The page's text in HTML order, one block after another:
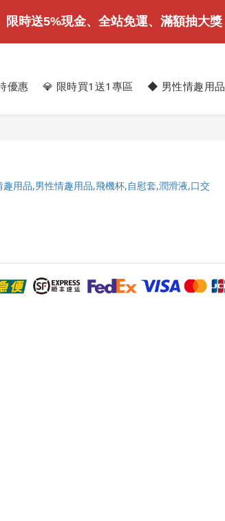
優惠 💎 限時買1送1專區 ◆ 男性情趣用品
限時送5%現金、全站免運、滿額抽大獎